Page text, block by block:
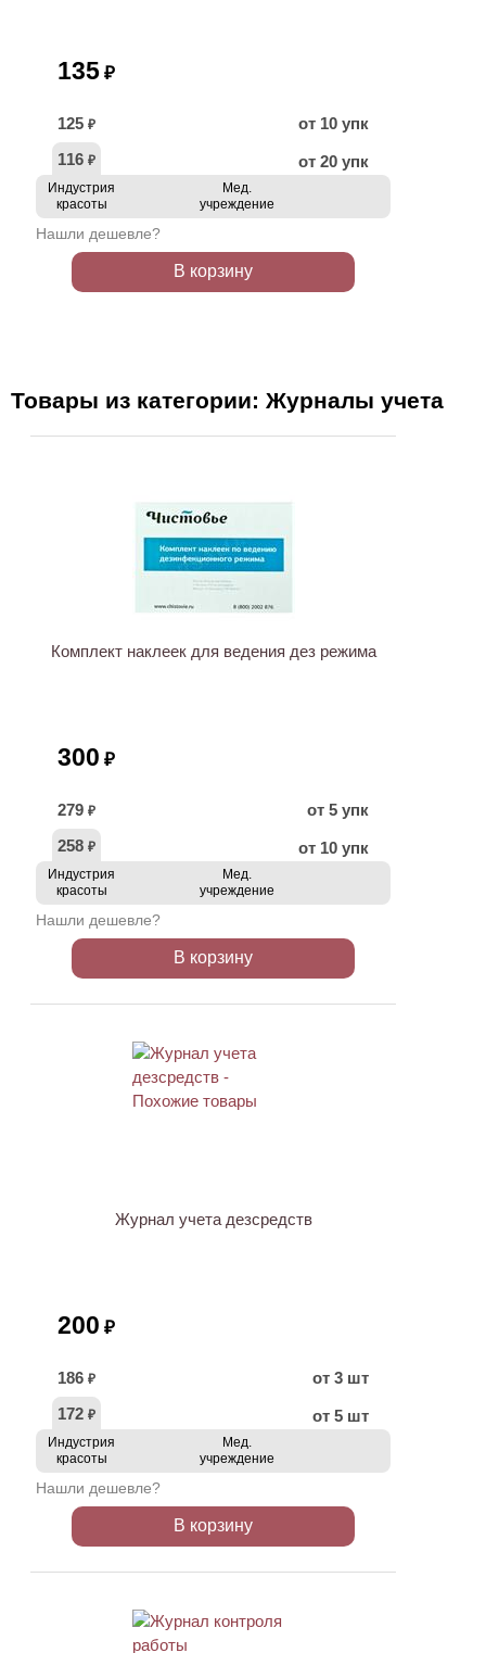
135 ₽
125 ₽
от 10 упк
116 ₽ от 20 упк
Индустрия
красоты
Мед.
учреждение
Нашли дешевле?
В корзину
Товары из категории: Журналы учета
Комплект наклеек для ведения дез режима
300 ₽
279 ₽
от 5 упк
258 ₽ от 10 упк
Индустрия
красоты
Мед.
учреждение
Нашли дешевле?
В корзину
Журнал учета дезсредств
200 ₽
186 ₽
от 3 шт
172 ₽ от 5 шт
Индустрия
красоты
Мед.
учреждение
Нашли дешевле?
В корзину